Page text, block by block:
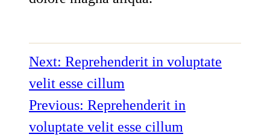
Next: Reprehenderit in voluptate
velit esse cillum
Previous: Reprehenderit in
voluptate velit esse cillum